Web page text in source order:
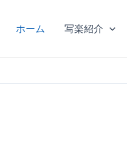
ホーム 写楽紹介